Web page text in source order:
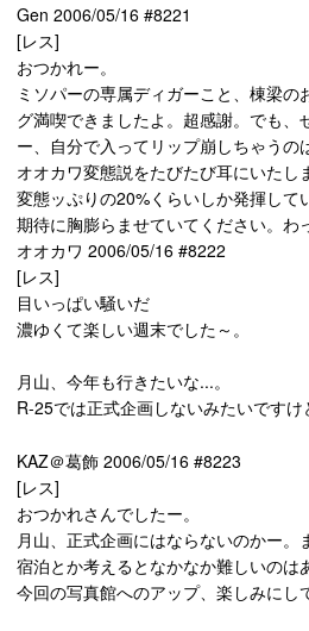
Gen 2006/05/16 #8221
[レス]
おつかれー。
ミソパーの専属ディガーこと、棟梁
グ満喫できましたよ。超感謝。でも、
ー、自分で入ってリップ崩しちゃうの
オオカワ変態説をたびたび耳にいたし
変態ッぷりの20%くらいしか発揮して
期待に胸膨らませていてください。わ
オオカワ 2006/05/16 #8222
[レス]
目いっぱい騒いだ
濃ゆくて楽しい週末でした～。
月山、今年も行きたいな...。
R-25では正式企画しないみたいですけ
KAZ＠葛飾 2006/05/16 #8223
[レス]
おつかれさんでしたー。
月山、正式企画にはならないのかー
宿泊とか考えるとなかなか難しいのは
今回の写真館へのアップ、楽しみにし